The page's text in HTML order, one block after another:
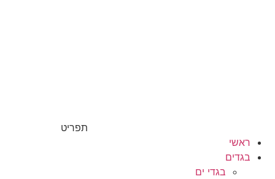
תפריט
ראשי
בגדים
בגדי ים